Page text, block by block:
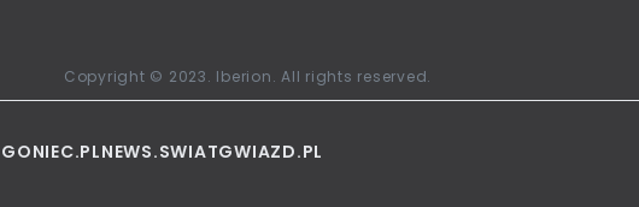
Najchętniej oglądane stacje telewizyjne w
Polsce
Copyright © 2023. Iberion. All rights reserved.
GONIEC.PLNEWS.SWIATGWIAZD.PL